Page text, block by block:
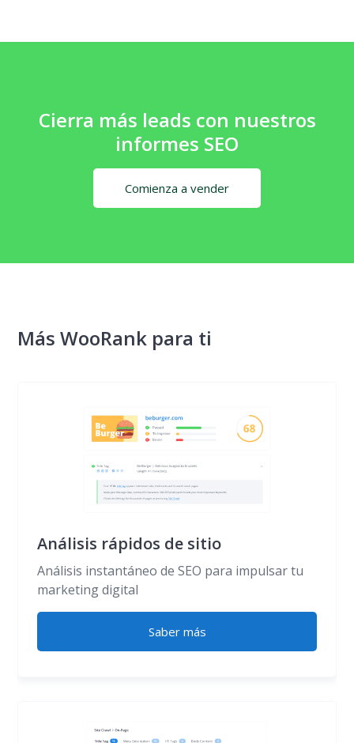
Cierra más leads con nuestros
informes SEO
Comienza a vender
Más WooRank para ti
Análisis rápidos de sitio
Análisis instantáneo de SEO para impulsar tu
marketing digital
Saber más